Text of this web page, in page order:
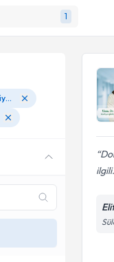
1
İmplante Edilebilen Kardiyoverter Defibrilatör (ICD)